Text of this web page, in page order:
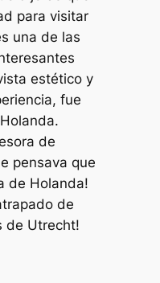
para visitar
una de las
estético y
fue
de
pensava que
de Holanda!
de
de Utrecht!